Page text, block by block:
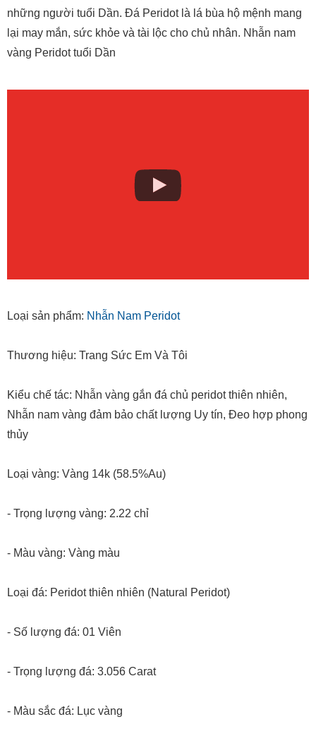
những người tuổi Dần. Đá Peridot là lá bùa hộ mệnh mang
lại may mắn, sức khỏe và tài lộc cho chủ nhân. Nhẫn nam
vàng Peridot tuổi Dần
Loại sản phẩm: Nhẫn Nam Peridot
Thương hiệu: Trang Sức Em Và Tôi
Kiểu chế tác: Nhẫn vàng gắn đá chủ peridot thiên nhiên,
Nhẫn nam vàng đảm bảo chất lượng Uy tín, Đeo hợp phong
thủy
Loại vàng: Vàng 14k (58.5%Au)
- Trọng lượng vàng: 2.22 chỉ
- Màu vàng: Vàng màu
Loại đá: Peridot thiên nhiên (Natural Peridot)
- Số lượng đá: 01 Viên
- Trọng lượng đá: 3.056 Carat
- Màu sắc đá: Lục vàng